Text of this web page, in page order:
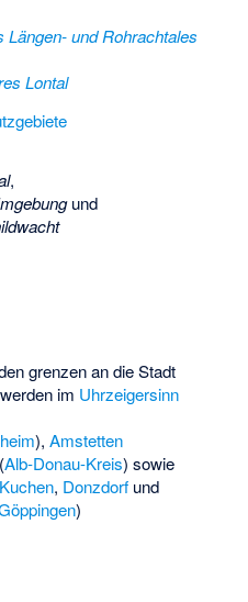
Längen- und Rohrachtales
Lontal
,
und
grenzen an die Stadt
im Uhrzeigersinn
),Amstetten
(Alb-Donau-Kreis) sowie
Kuchen, Donzdorf und
)